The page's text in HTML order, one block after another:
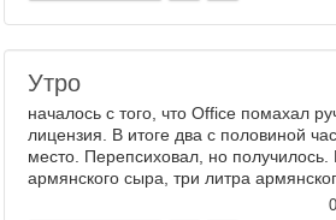
Утро
началось с того, что Office помахал
лицензия. В итоге два с половиной
место. Перепсиховал, но
армянского сыра, три литра